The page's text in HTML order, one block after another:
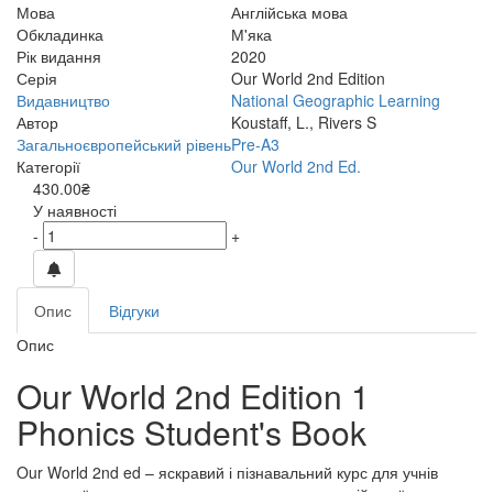
Мова
Англійська мова
Обкладинка
М'яка
Рік видання
2020
Серія
Our World 2nd Edition
Видавництво
National Geographic Learning
Автор
Koustaff, L., Rivers S
Загальноєвропейський рівеньPre-A3
Категорії
Our World 2nd Ed.
430.00₴
У наявності
-
+
Опис
Відгуки
Опис
Our World 2nd Edition 1
Phonics Student's Book
Our World 2nd ed – яскравий і пізнавальний курс для учнів